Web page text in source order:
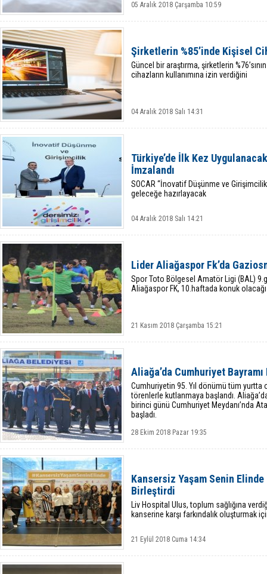
05 Aralık 2018 Çarşamba 10:59
Şirketlerin %85’inde Kişisel
Güncel bir araştırma, şirketlerin
cihazların kullanımına izin verdiğini
04 Aralık 2018 Salı 14:31
Türkiye’de İlk Kez
İmzalandı
SOCAR “İnovatif Düşünme ve
geleceğe hazırlayacak
04 Aralık 2018 Salı 14:21
Lider Aliağaspor Fk’da
Spor Toto Bölgesel Amatör Ligi (BAL)
Aliağaspor FK, 10.haftada konuk olacağı
21 Kasım 2018 Çarşamba 15:21
Aliağa’da Cumhuriyet
Cumhuriyetin 95. Yıl dönümü tüm
törenlerle kutlanmaya başlandı.
birinci günü Cumhuriyet Meydanı’nda
başladı.
28 Ekim 2018 Pazar 19:35
Kansersiz Yaşam Senin
Birleştirdi
Liv Hospital Ulus, toplum sağlığına
kanserine karşı farkındalık oluşturmak
21 Eylül 2018 Cuma 14:34